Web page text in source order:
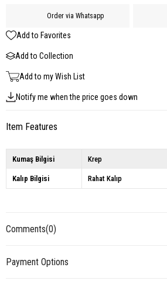
Order via Whatsapp
Add to Favorites
Add to Collection
Add to my Wish List
Notify me when the price goes down
Item Features
Kumaş Bilgisi Krep
Kalıp Bilgisi Rahat Kalıp
Comments(0)
Payment Options